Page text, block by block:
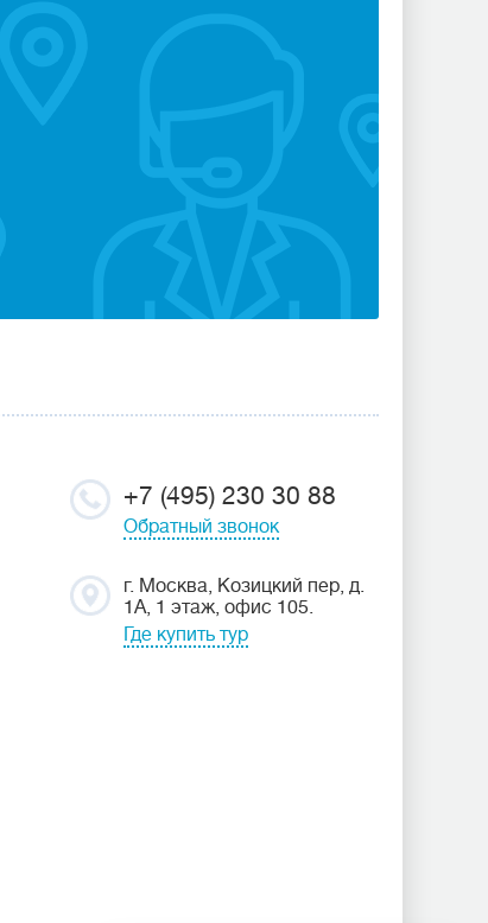
+7 (495) 230 30 88
Обратный звонок
г. Москва, Козицкий пер, д.
1А, 1 этаж, офис 105.
Где купить тур